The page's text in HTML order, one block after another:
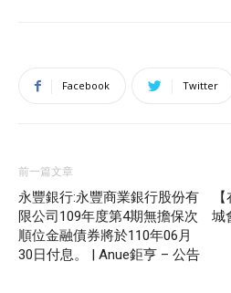
Facebook Twitter
前一篇文章
永豐銀行:永豐商業銀行股份有
限公司109年度第4期無擔保次
順位金融債券將於110年06月
30日付息。 | Anue鉅亨 – 公告
城